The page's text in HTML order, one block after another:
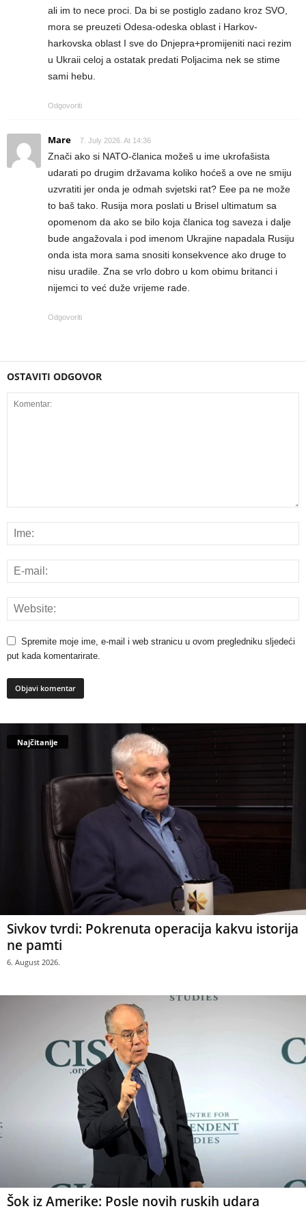
ali im to nece proci. Da bi se postiglo zadano kroz SVO,
mora se preuzeti Odesa-odeska oblast i Harkov-
harkovska oblast I sve do Dnjepra+promijeniti naci rezim
u Ukraii celoj a ostatak predati Poljacima nek se stime
sami hebu.
Odgovoriti
Mare 7. July 2026. At 14:36
Znači ako si NATO-članica možeš u ime ukrofašista
udarati po drugim državama koliko hoćeš a ove ne smiju
uzvratiti jer onda je odmah svjetski rat? Eee pa ne može
to baš tako. Rusija mora poslati u Brisel ultimatum sa
opomenom da ako se bilo koja članica tog saveza i dalje
bude angažovala i pod imenom Ukrajine napadala Rusiju
onda ista mora sama snositi konsekvence ako druge to
nisu uradile. Zna se vrlo dobro u kom obimu britanci i
nijemci to već duže vrijeme rade.
Odgovoriti
OSTAVITI ODGOVOR
Spremite moje ime, e-mail i web stranicu u ovom pregledniku sljedeći
put kada komentarirate.
Najčitanije
Sivkov tvrdi: Pokrenuta operacija kakvu istorija
ne pamti
6. August 2026.
Šok iz Amerike: Posle novih ruskih udara